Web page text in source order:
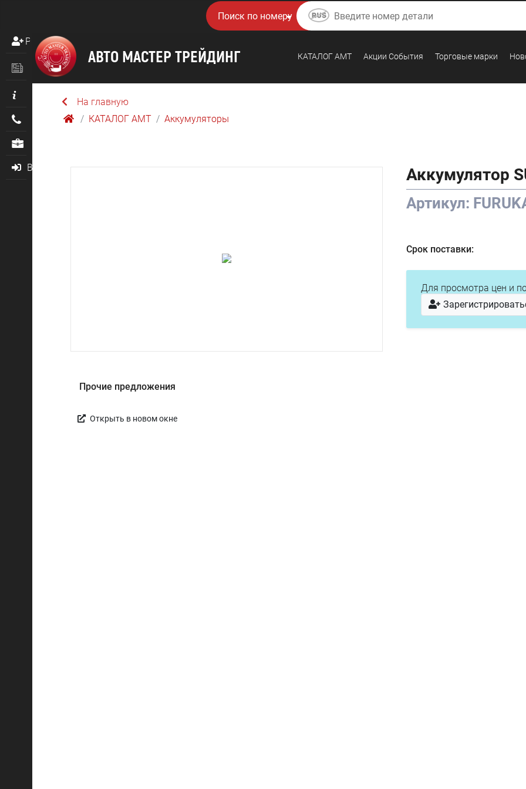
КАТАЛОГ AMТ Акции События Торговые марки
Регистрация
Новости
Информация
Контакты
Войти
На главную
КАТАЛОГ AMТ
Аккумуляторы
Аккумулятор
Артикул:
Срок поставки:
Для просмотра цен и
Прочие предложения
Открыть в новом окне